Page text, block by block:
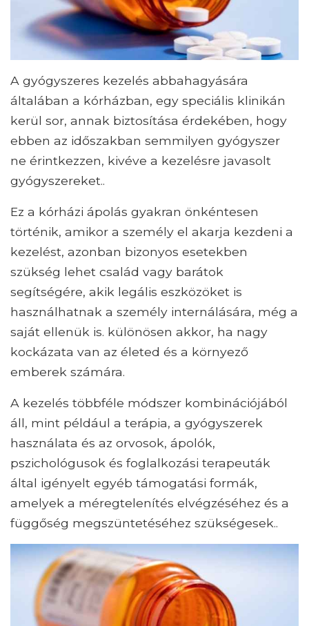
A gyógyszeres kezelés abbahagyására
általában a kórházban, egy speciális klinikán
kerül sor, annak biztosítása érdekében, hogy
ebben az időszakban semmilyen gyógyszer
ne érintkezzen, kivéve a kezelésre javasolt
gyógyszereket..
Ez a kórházi ápolás gyakran önkéntesen
történik, amikor a személy el akarja kezdeni a
kezelést, azonban bizonyos esetekben
szükség lehet család vagy barátok
segítségére, akik legális eszközöket is
használhatnak a személy internálására, még a
saját ellenük is. különösen akkor, ha nagy
kockázata van az életed és a környező
emberek számára.
A kezelés többféle módszer kombinációjából
áll, mint például a terápia, a gyógyszerek
használata és az orvosok, ápolók,
pszichológusok és foglalkozási terapeuták
által igényelt egyéb támogatási formák,
amelyek a méregtelenítés elvégzéséhez és a
függőség megszüntetéséhez szükségesek..